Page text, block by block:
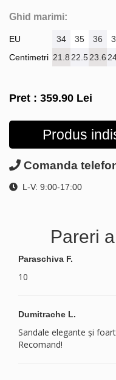
Ghid marimi:
EU
Centimetri
34 35 36
21.8 22.523.6
Pret : 359.90 Lei
Produs
Comanda
L-V: 9:00-17:00
Pareri
Paraschiva F.
10
Dumitrache L.
Sandale elegante și
Recomand!